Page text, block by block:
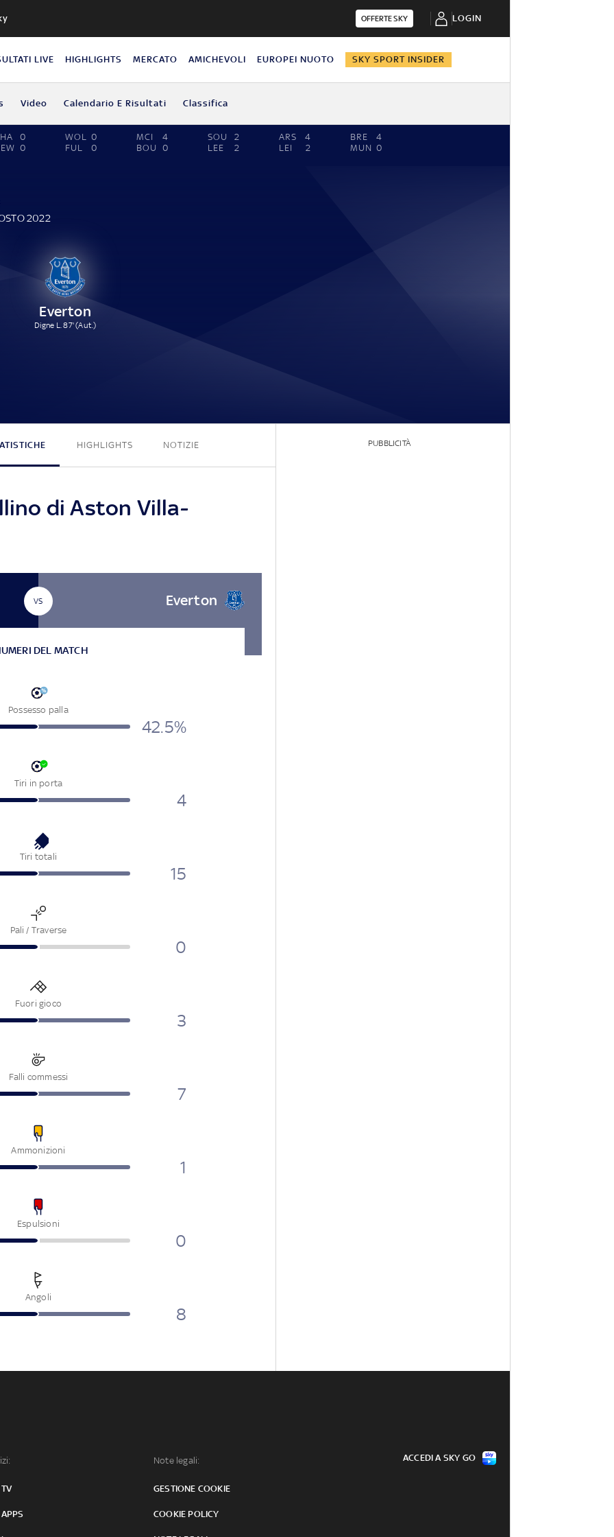
OFFERTE SKY LOGIN
LIVE HIGHLIGHTS MERCATO AMICHEVOLI EUROPEI NUOTO SKY SPORT INSIDER
Video Calendario E Risultati Classifica
0
0
WOL
0
FUL
0
MCI
4
BOU
0
SOU
2
LEE
2
ARS
4
LEI
2
BRE
4
MUN 0
2022
Everton
Digne L. 87' (Aut.)
HIGHLIGHTS NOTIZIE
di Aston Villa-
VS Everton
DEL MATCH
Possesso palla
42.5%
Tiri in porta
4
Tiri totali
15
Pali / Traverse
0
Fuori gioco
3
Falli commessi
7
Ammonizioni
1
Espulsioni
0
Angoli
8
PUBBLICITÀ
Note legali:
GESTIONE COOKIE
COOKIE POLICY
ACCEDI A SKY GO